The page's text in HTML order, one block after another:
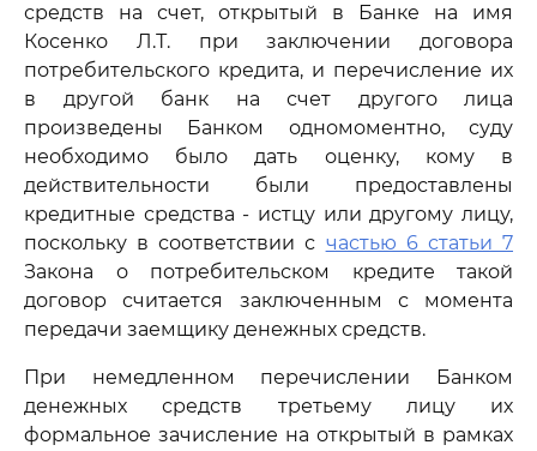
средств на счет, открытый в Банке на имя
Косенко Л.Т. при заключении договора
потребительского кредита, и перечисление их
в другой банк на счет другого лица
произведены Банком одномоментно, суду
необходимо было дать оценку, кому в
действительности были предоставлены
кредитные средства - истцу или другому лицу,
поскольку в соответствии с частью 6 статьи 7
Закона о потребительском кредите такой
договор считается заключенным с момента
передачи заемщику денежных средств.
При немедленном перечислении Банком
денежных средств третьему лицу их
формальное зачисление на открытый в рамках